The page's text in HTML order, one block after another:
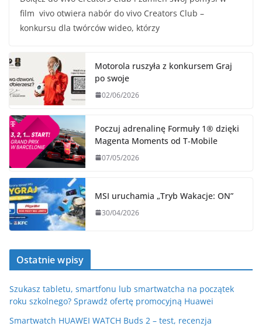
film vivo otwiera nabór do vivo Creators Club –
konkursu dla twórców wideo, którzy
Motorola ruszyła z konkursem Graj
po swoje
02/06/2026
Poczuj adrenalinę Formuły 1® dzięki
Magenta Moments od T‑Mobile
07/05/2026
MSI uruchamia „Tryb Wakacje: ON”
30/04/2026
Ostatnie wpisy
Szukasz tabletu, smartfonu lub smartwatcha na początek
roku szkolnego? Sprawdź ofertę promocyjną Huawei
Smartwatch HUAWEI WATCH Buds 2 – test, recenzja